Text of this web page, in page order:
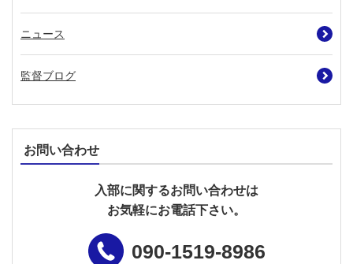
ニュース
監督ブログ
お問い合わせ
入部に関するお問い合わせは
お気軽にお電話下さい。
090-1519-8986